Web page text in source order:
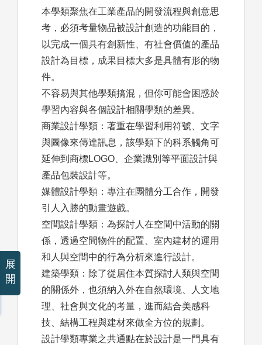
本學類聚焦在工業產品的開發流程與創意思
考，必須考量物品被設計創造的功能目的，
以完成一個具有創新性、有社會價值的產品
設計為目標，成果目標大多是具體有形的物
件。
不容易與其他學類搞混，但你可能會困惑於
學習內容與各個設計相關學類的差異。
商業設計學類：著重在學習利用符號、文字
與圖像來傳達訊息，該學類下的科系觸角可
延伸到商標LOGO、企業識別等平面設計與
產品包裝設計等。
媒體設計學類：專注在團體分工合作，開發
引人入勝的動畫遊戲。
空間設計學類：為探討人在空間中活動的關
係，透過空間物件的配置、室內建材的運用
和人與空間中的行為分析來進行設計。
建築學類：除了從居住本質探討人類與空間
的關係外，也須納入外在自然環境、人文地
理、社會與文化的考量，進而結合美感科
技、結構工程與建材來做全方位的規劃。
設計學類專業之共通點在於設計是一門具有
展
開